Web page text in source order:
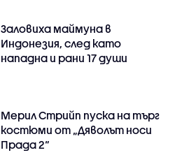
Заловиха маймуна в
Индонезия, след като
нападна и рани 17 души
Мерил Стрийп пуска на търг
костюми от „Дяволът носи
Прада 2“